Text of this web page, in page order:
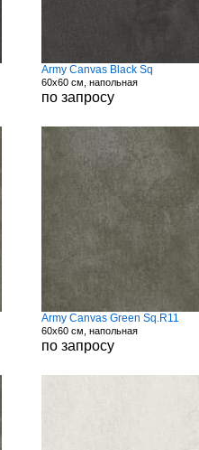
Army Canvas Black Sq
60x60 см, напольная
по запросу
Army Canvas Green Sq.R11
60x60 см, напольная
по запросу